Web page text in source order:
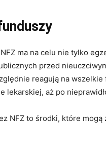
ma na celu nie tylko
przed
reagują na
lekarskiej, aż po
NFZ to środki, które